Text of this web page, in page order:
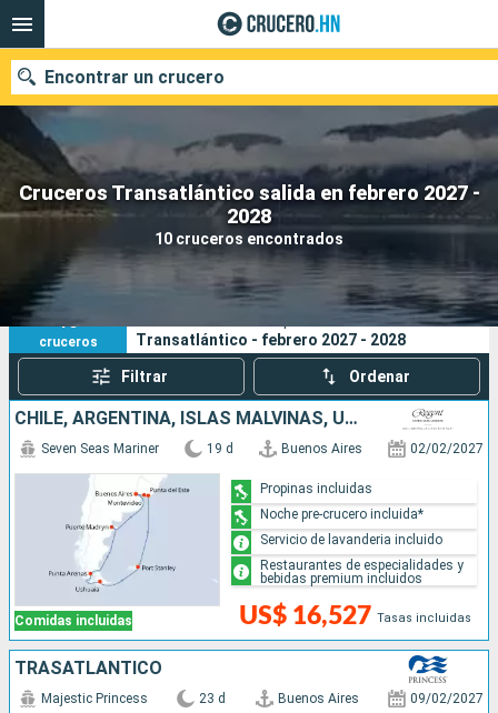
Cruceros Transatlántico salida en febrero 2027 -
2028
10 cruceros encontrados
Encontrar un crucero
Nuestros destinos
Fecha de salida
Puertos Compañías
Buscar
10
cruceros
Transatlántico - febrero 2027 - 2028
Filtrar Ordenar
CHILE, ARGENTINA, ISLAS MALVINAS, URUGUAY
Comidas incluidas
Seven Seas Mariner 19 d Buenos Aires 02/02/2027
US$ 16,527 Tasas incluidas
Propinas incluidas
Noche pre-crucero incluida*
Servicio de lavanderia incluido
Restaurantes de especialidades y
bebidas premium incluidos
TRASATLANTICO
Majestic Princess 23 d Buenos Aires 09/02/2027